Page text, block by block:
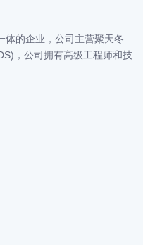
体的企业，公司主营聚天冬
，公司拥有高级工程师和技